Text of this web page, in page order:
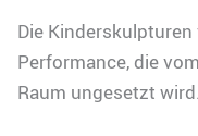
Die
Performance, die
Raum ungesetzt wird.